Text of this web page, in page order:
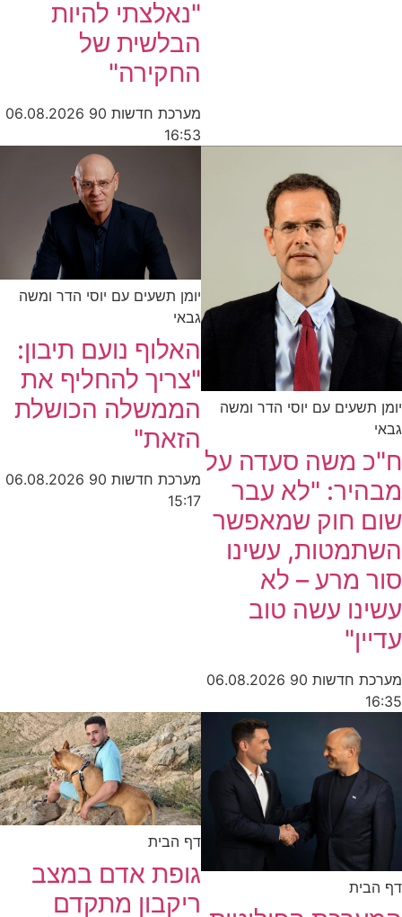
"נאלצתי להיות
הבלשית של
החקירה"
מערכת חדשות 90
06.08.2026
16:53
יומן תשעים עם יוסי הדר ומשה
גבאי
ח"כ משה סעדה על
מבהיר: "לא עבר
שום חוק שמאפשר
השתמטות, עשינו
סור מרע – לא
עשינו עשה טוב
עדיין"
מערכת חדשות 90
06.08.2026
16:35
יומן תשעים עם יוסי הדר ומשה
גבאי
האלוף נועם תיבון:
"צריך להחליף את
הממשלה הכושלת
הזאת"
מערכת חדשות 90
06.08.2026
15:17
דף הבית
דף הבית
גופת אדם במצב
ריקבון מתקדם